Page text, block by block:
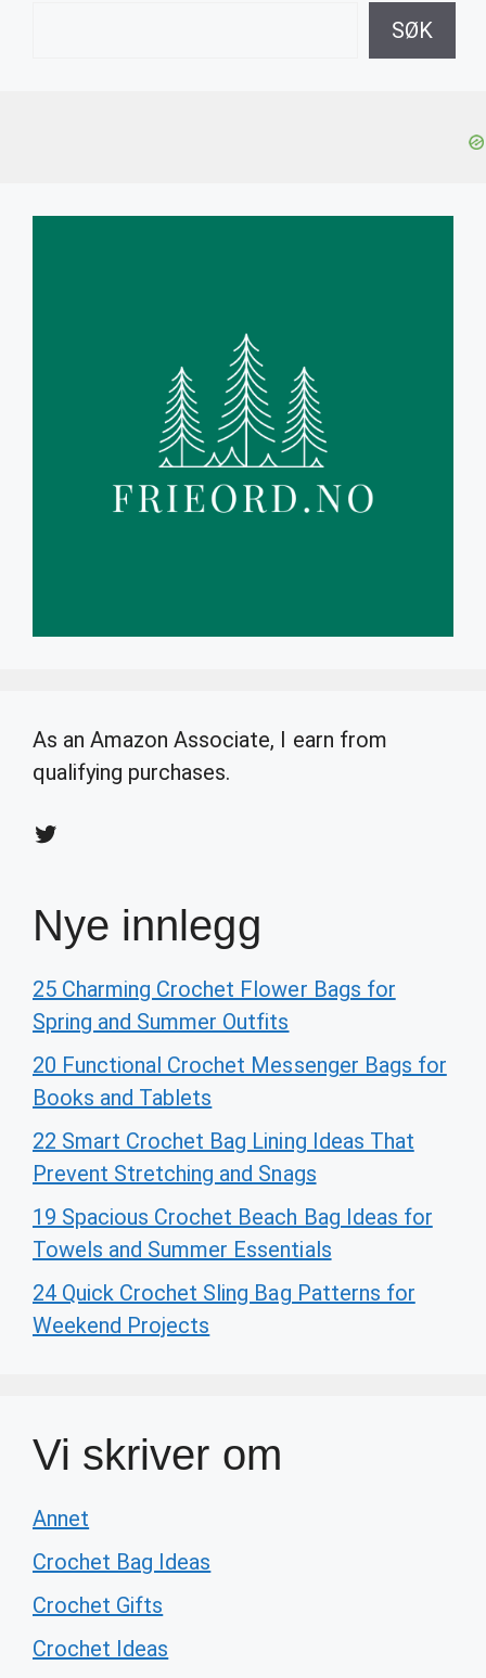
SØK
As an Amazon Associate, I earn from
qualifying purchases.
Twitter
Nye innlegg
25 Charming Crochet Flower Bags for
Spring and Summer Outfits
20 Functional Crochet Messenger Bags for
Books and Tablets
22 Smart Crochet Bag Lining Ideas That
Prevent Stretching and Snags
19 Spacious Crochet Beach Bag Ideas for
Towels and Summer Essentials
24 Quick Crochet Sling Bag Patterns for
Weekend Projects
Vi skriver om
Annet
Crochet Bag Ideas
Crochet Gifts
Crochet Ideas